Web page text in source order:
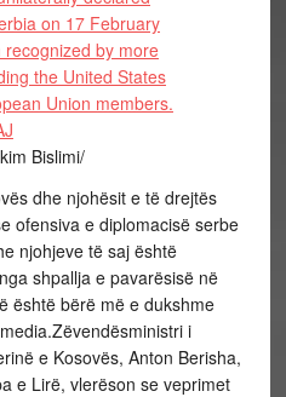
Bislimi/
dhe njohësit e të drejtës
ofensiva e diplomacisë serbe
njohjeve të saj është
shpallja e pavarësisë në
është bërë më e dukshme
i
e Kosovës, Anton Berisha,
e Lirë, vlerëson se veprimet